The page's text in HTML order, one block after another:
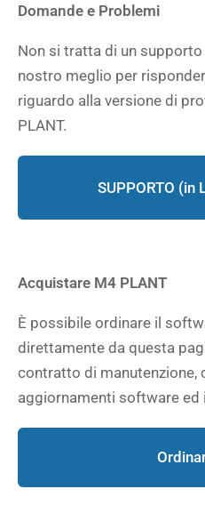
Domande e Problemi
Non si tratta di un
nostro meglio per
riguardo alla versione di
PLANT.
SUPPORTO (in
Acquistare M4 PLANT
È possibile ordinare il
direttamente da questa
contratto di manutenzione,
aggiornamenti software